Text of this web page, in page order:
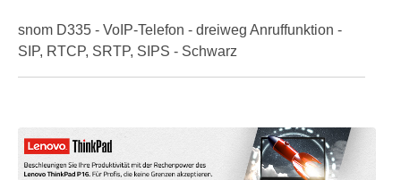
snom D335 - VoIP-Telefon - dreiweg Anruffunktion -
SIP, RTCP, SRTP, SIPS - Schwarz